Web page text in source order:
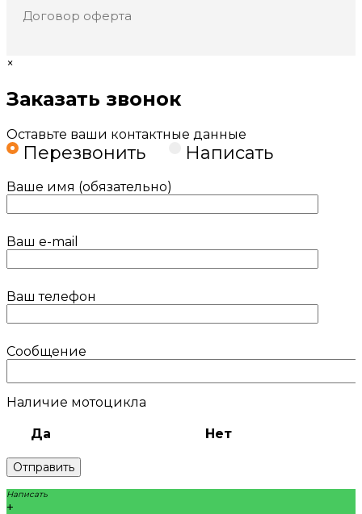
Договор оферта
×
Заказать звонок
Оставьте ваши контактные данные
Перезвонить Написать
Ваше имя (обязательно)
Ваш e-mail
Ваш телефон
Сообщение
Наличие мотоцикла
Да Нет
Написать
+